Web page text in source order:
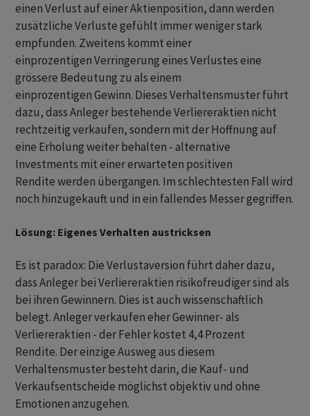
einen Verlust auf einer Aktienposition, dann werden
zusätzliche Verluste gefühlt immer weniger stark
empfunden. Zweitens kommt einer
einprozentigen Verringerung eines Verlustes eine
grössere Bedeutung zu als einem
einprozentigen Gewinn. Dieses Verhaltensmuster führt
dazu, dass Anleger bestehende Verliereraktien nicht
rechtzeitig verkaufen, sondern mit der Hoffnung auf
eine Erholung weiter behalten - alternative
Investments mit einer erwarteten positiven
Rendite werden übergangen. Im schlechtesten Fall wird
noch hinzugekauft und in ein fallendes Messer gegriffen.
Lösung: Eigenes Verhalten austricksen
Es ist paradox: Die Verlustaversion führt daher dazu,
dass Anleger bei Verliereraktien risikofreudiger sind als
bei ihren Gewinnern. Dies ist auch wissenschaftlich
belegt. Anleger verkaufen eher Gewinner- als
Verliereraktien - der Fehler kostet 4,4 Prozent
Rendite. Der einzige Ausweg aus diesem
Verhaltensmuster besteht darin, die Kauf- und
Verkaufsentscheide möglichst objektiv und ohne
Emotionen anzugehen.